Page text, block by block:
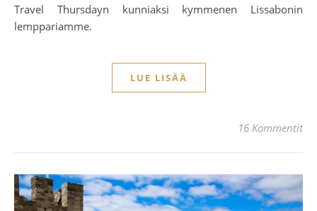
Travel Thursdayn kunniaksi kymmenen Lissabonin
lemppariamme.
LUE LISÄÄ
16 Kommentit